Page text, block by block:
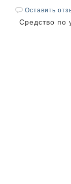
Оставить
Средство по